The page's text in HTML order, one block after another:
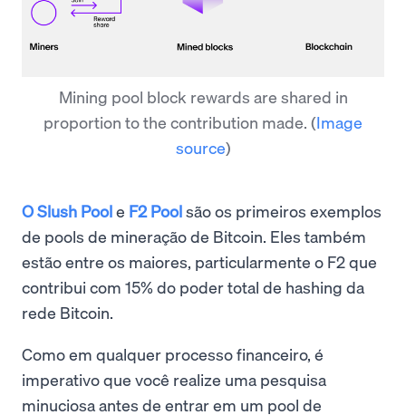
Mining pool block rewards are shared in
proportion to the contribution made. (Image
source)
O Slush Poole F2 Poolsão os primeiros exemplos
de pools de mineração de Bitcoin. Eles também
estão entre os maiores, particularmente o F2 que
contribui com 15% do poder total de hashing da
rede Bitcoin.
Como em qualquer processo financeiro, é
imperativo que você realize uma pesquisa
minuciosa antes de entrar em um pool de